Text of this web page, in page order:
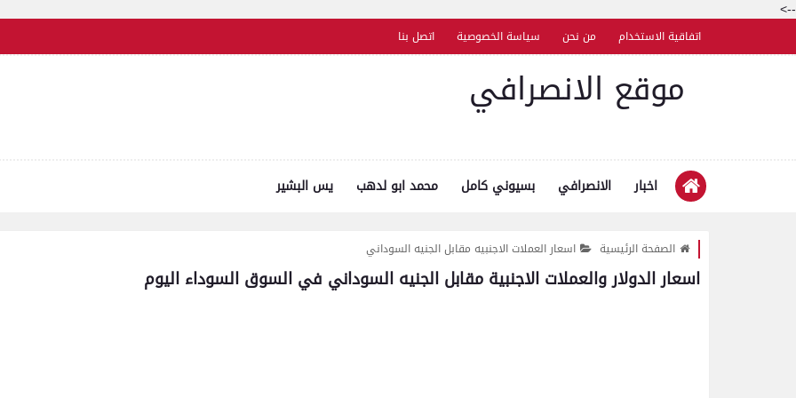
-->
اتفاقية الاستخدام من نحن سياسة الخصوصية اتصل بنا
موقع الانصرافي
اخبار الانصرافي بسيوني كامل محمد ابو لدهب يس البشير
الصفحة الرئيسية اسعار العملات الاجنبيه مقابل الجنيه السوداني
اسعار الدولار والعملات الاجنبية مقابل الجنيه السوداني في السوق السوداء اليوم